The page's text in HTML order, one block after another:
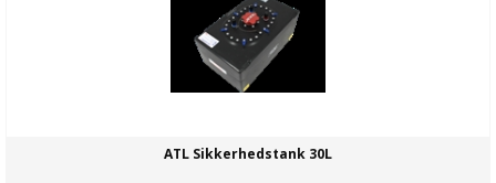
ATL Sikkerhedstank 30L